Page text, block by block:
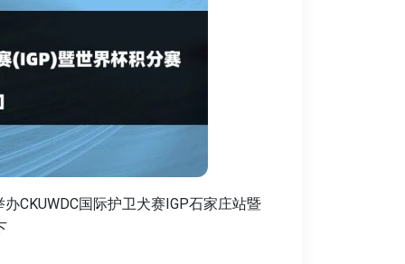
CKUWDC国际护卫犬赛IGP石家庄站暨